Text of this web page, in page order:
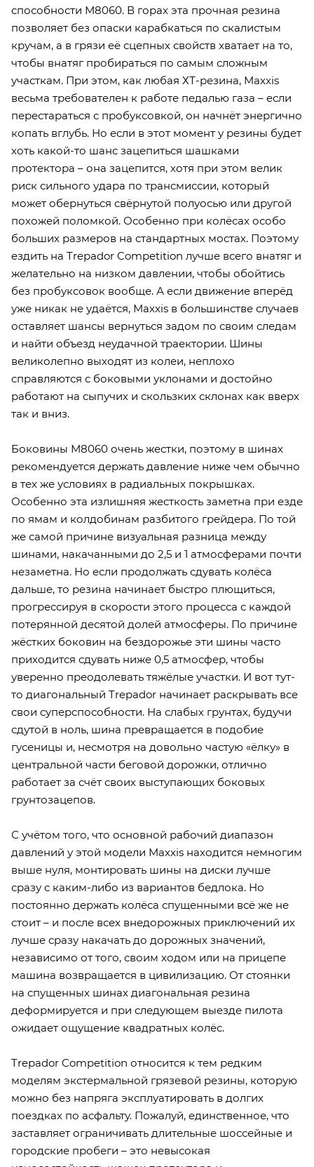
способности М8060. В горах эта прочная резина
позволяет без опаски карабкаться по скалистым
кручам, а в грязи её сцепных свойств хватает на то,
чтобы внатяг пробираться по самым сложным
участкам. При этом, как любая ХТ-резина, Maxxis
весьма требователен к работе педалью газа – если
перестараться с пробуксовкой, он начнёт энергично
копать вглубь. Но если в этот момент у резины будет
хоть какой-то шанс зацепиться шашками
протектора – она зацепится, хотя при этом велик
риск сильного удара по трансмиссии, который
может обернуться свёрнутой полуосью или другой
похожей поломкой. Особенно при колёсах особо
больших размеров на стандартных мостах. Поэтому
ездить на Trepador Competition лучше всего внатяг и
желательно на низком давлении, чтобы обойтись
без пробуксовок вообще. А если движение вперёд
уже никак не удаётся, Maxxis в большинстве случаев
оставляет шансы вернуться задом по своим следам
и найти объезд неудачной траектории. Шины
великолепно выходят из колеи, неплохо
справляются с боковыми уклонами и достойно
работают на сыпучих и скользких склонах как вверх
так и вниз.
Боковины М8060 очень жестки, поэтому в шинах
рекомендуется держать давление ниже чем обычно
в тех же условиях в радиальных покрышках.
Особенно эта излишняя жесткость заметна при езде
по ямам и колдобинам разбитого грейдера. По той
же самой причине визуальная разница между
шинами, накачанными до 2,5 и 1 атмосферами почти
незаметна. Но если продолжать сдувать колёса
дальше, то резина начинает быстро плющиться,
прогрессируя в скорости этого процесса с каждой
потерянной десятой долей атмосферы. По причине
жёстких боковин на бездорожье эти шины часто
приходится сдувать ниже 0,5 атмосфер, чтобы
уверенно преодолевать тяжёлые участки. И вот тут-
то диагональный Trepador начинает раскрывать все
свои суперспособности. На слабых грунтах, будучи
сдутой в ноль, шина превращается в подобие
гусеницы и, несмотря на довольно частую «ёлку» в
центральной части беговой дорожки, отлично
работает за счёт своих выступающих боковых
грунтозацепов.
С учётом того, что основной рабочий диапазон
давлений у этой модели Maxxis находится немногим
выше нуля, монтировать шины на диски лучше
сразу с каким-либо из вариантов бедлока. Но
постоянно держать колёса спущенными всё же не
стоит – и после всех внедорожных приключений их
лучше сразу накачать до дорожных значений,
независимо от того, своим ходом или на прицепе
машина возвращается в цивилизацию. От стоянки
на спущенных шинах диагональная резина
деформируется и при следующем выезде пилота
ожидает ощущение квадратных колёс.
Trepador Competition относится к тем редким
моделям экстермальной грязевой резины, которую
можно без напряга эксплуатировать в долгих
поездках по асфальту. Пожалуй, единственное, что
заставляет ограничивать длительные шоссейные и
городские пробеги – это невысокая